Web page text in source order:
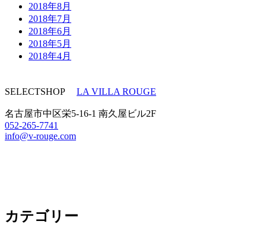
2018年8月
2018年7月
2018年6月
2018年5月
2018年4月
SELECTSHOP LA VILLA ROUGE
名古屋市中区栄5-16-1 南久屋ビル2F
052-265-7741
info@v-rouge.com
カテゴリー